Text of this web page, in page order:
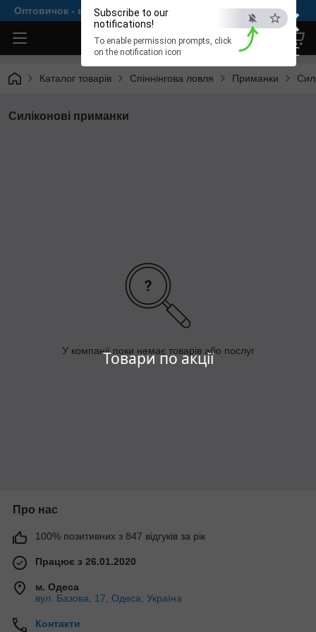
×
ESC
Товари по акції
Subscribe to our
notifications!
To enable permission prompts, click
on the notification icon
Оптовичок - все для комфортної рибалки
Каталог товарів Спіннінгова ловля Приманки
Силіконові приманки
У компанії поки немає товарів або послуг
Про нас
100% позитивних з 847 відгуків за рік
Працює з 26.01.2020
м. Одеса
вул. Базова, 17, Одеса, Україна
Контакти